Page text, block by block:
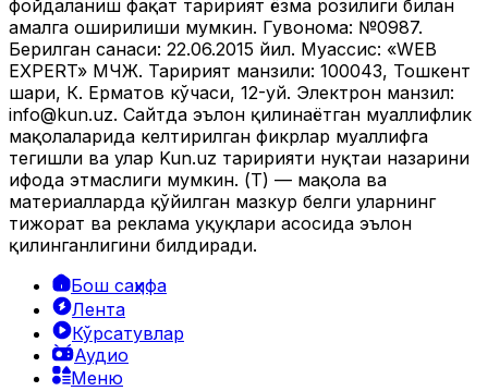
фойдаланиш фақат таҳририят ёзма розилиги билан
амалга оширилиши мумкин. Гувоҳнома: №0987.
Берилган санаси: 22.06.2015 йил. Муассис: «WEB
EXPERT» МЧЖ. Таҳририят манзили: 100043, Тошкент
шаҳри, К. Ерматов кўчаси, 12-уй. Электрон манзил:
info@kun.uz. Сайтда эълон қилинаётган муаллифлик
мақолаларида келтирилган фикрлар муаллифга
тегишли ва улар Kun.uz таҳририяти нуқтаи назарини
ифода этмаслиги мумкин. (Т) — мақола ва
материалларда қўйилган мазкур белги уларнинг
тижорат ва реклама ҳуқуқлари асосида эълон
қилинганлигини билдиради.
Бош саҳифа
Лента
Кўрсатувлар
Аудио
Меню